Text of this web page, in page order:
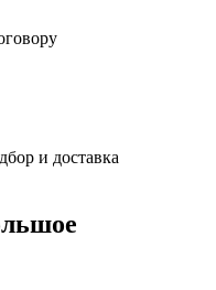
и доставка